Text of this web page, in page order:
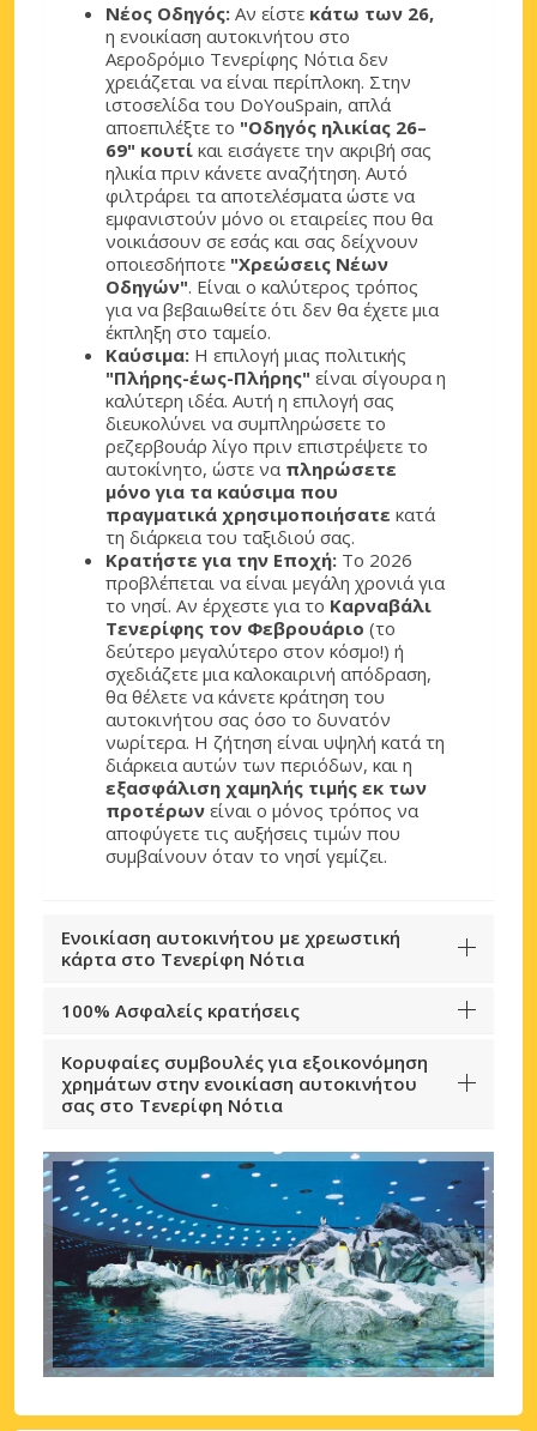
Νέος Οδηγός: Αν είστε κάτω των 26,
η ενοικίαση αυτοκινήτου στο
Αεροδρόμιο Τενερίφης Νότια δεν
χρειάζεται να είναι περίπλοκη. Στην
ιστοσελίδα του DoYouSpain, απλά
αποεπιλέξτε το "Οδηγός ηλικίας 26–
69" κουτί και εισάγετε την ακριβή σας
ηλικία πριν κάνετε αναζήτηση. Αυτό
φιλτράρει τα αποτελέσματα ώστε να
εμφανιστούν μόνο οι εταιρείες που θα
νοικιάσουν σε εσάς και σας δείχνουν
οποιεσδήποτε "Χρεώσεις Νέων
Οδηγών". Είναι ο καλύτερος τρόπος
για να βεβαιωθείτε ότι δεν θα έχετε μια
έκπληξη στο ταμείο.
Καύσιμα: Η επιλογή μιας πολιτικής
"Πλήρης-έως-Πλήρης" είναι σίγουρα η
καλύτερη ιδέα. Αυτή η επιλογή σας
διευκολύνει να συμπληρώσετε το
ρεζερβουάρ λίγο πριν επιστρέψετε το
αυτοκίνητο, ώστε να πληρώσετε
μόνο για τα καύσιμα που
πραγματικά χρησιμοποιήσατε κατά
τη διάρκεια του ταξιδιού σας.
Κρατήστε για την Εποχή: Το 2026
προβλέπεται να είναι μεγάλη χρονιά για
το νησί. Αν έρχεστε για το Καρναβάλι
Τενερίφης τον Φεβρουάριο (το
δεύτερο μεγαλύτερο στον κόσμο!) ή
σχεδιάζετε μια καλοκαιρινή απόδραση,
θα θέλετε να κάνετε κράτηση του
αυτοκινήτου σας όσο το δυνατόν
νωρίτερα. Η ζήτηση είναι υψηλή κατά τη
διάρκεια αυτών των περιόδων, και η
εξασφάλιση χαμηλής τιμής εκ των
προτέρων είναι ο μόνος τρόπος να
αποφύγετε τις αυξήσεις τιμών που
συμβαίνουν όταν το νησί γεμίζει.
Ενοικίαση αυτοκινήτου με χρεωστική
κάρτα στο Τενερίφη Νότια
100% Ασφαλείς κρατήσεις
Κορυφαίες συμβουλές για εξοικονόμηση
χρημάτων στην ενοικίαση αυτοκινήτου
σας στο Τενερίφη Νότια